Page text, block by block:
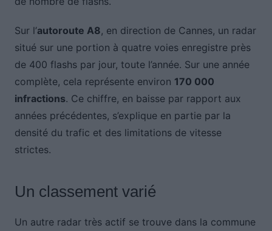
Sur l’autoroute A8, en direction de Cannes, un radar
situé sur une portion à quatre voies enregistre près
de 400 flashs par jour, toute l’année. Sur une année
complète, cela représente environ 170 000
infractions. Ce chiffre, en baisse par rapport aux
années précédentes, s’explique en partie par la
densité du trafic et des limitations de vitesse
strictes.
Un classement varié
Un autre radar très actif se trouve dans la commune